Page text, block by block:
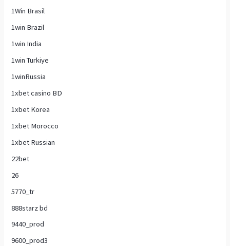
1Win Brasil
1win Brazil
1win India
1win Turkiye
1winRussia
1xbet casino BD
1xbet Korea
1xbet Morocco
1xbet Russian
22bet
26
5770_tr
888starz bd
9440_prod
9600_prod3